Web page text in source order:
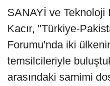
SANAYİ ve Teknoloji
Kacır, "Türkiye-
Forumu'nda iki
temsilcileriyle
arasındaki samimi